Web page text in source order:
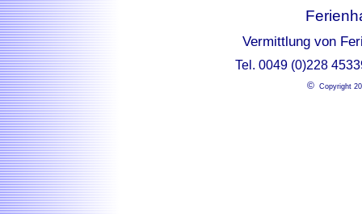
Vermittlung von
Tel. 0049 (0)228
© Copyright